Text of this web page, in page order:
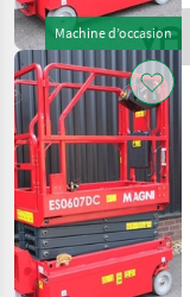
Rampes
Hydrauliques
Magni
CHOISIR
UNE
CATÉGORIE
Magni
Genie
Machine d’occasion